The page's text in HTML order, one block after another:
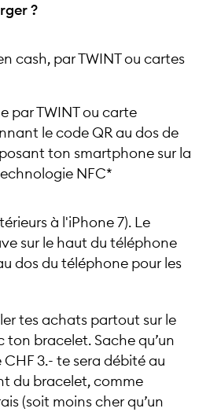
?
cash, par TWINT ou cartes
par TWINT ou carte
le code QR au dos de
ton smartphone sur la
NFC*
à l'iPhone 7). Le
sur le haut du téléphone
dos du téléphone pour les
tes achats partout sur le
ton bracelet. Sache qu’un
3.- te sera débité au
du bracelet, comme
(soit moins cher qu’un